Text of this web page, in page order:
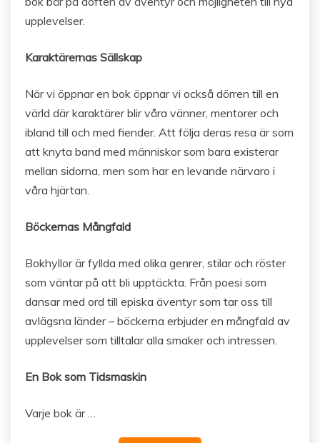
upplevelser.
Karaktärernas Sällskap
När vi öppnar en bok öppnar vi också dörren till en
värld där karaktärer blir våra vänner, mentorer och
ibland till och med fiender. Att följa deras resa är som
att knyta band med människor som bara existerar
mellan sidorna, men som har en levande närvaro i
våra hjärtan.
Böckernas Mångfald
Bokhyllor är fyllda med olika genrer, stilar och röster
som väntar på att bli upptäckta. Från poesi som
dansar med ord till episka äventyr som tar oss till
avlägsna länder – böckerna erbjuder en mångfald av
upplevelser som tilltalar alla smaker och intressen.
En Bok som Tidsmaskin
Varje bok är …